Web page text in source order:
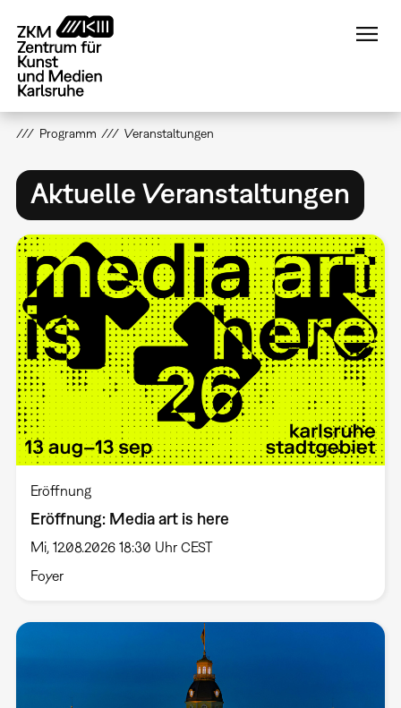
zum
Inhalt
Programm Veranstaltungen
Aktuelle Veranstaltungen
Eröffnung
Eröffnung: Media art is here
Mi, 12.08.2026 18:30 Uhr CEST
Foyer